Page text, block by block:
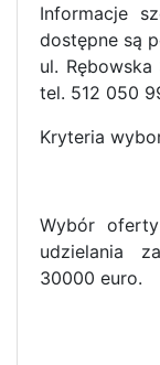
Informacje
dostępne są
ul.
tel. 512 050
Kryteria
Wybór
udzielania
30000 euro.